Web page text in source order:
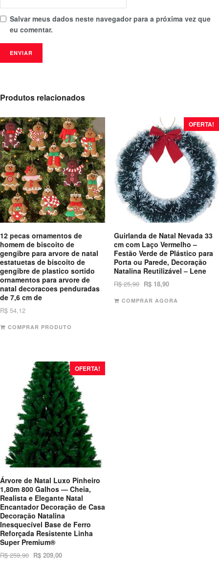
Salvar meus dados neste navegador para a próxima vez que
eu comentar.
Produtos relacionados
12 pecas ornamentos de
homem de biscoito de
gengibre para arvore de natal
estatuetas de biscoito de
gengibre de plastico sortido
ornamentos para arvore de
natal decoracoes penduradas
de 7,6 cm de
R$ 54,12
COMPRAR PRODUTO
OFERTA!
Guirlanda de Natal Nevada 33
cm com Laço Vermelho –
Festão Verde de Plástico para
Porta ou Parede, Decoração
Natalina Reutilizável – Lene
R$25,90 R$18,90
COMPRAR AGORA
OFERTA!
Árvore de Natal Luxo Pinheiro
1,80m 800 Galhos — Cheia,
Realista e Elegante Natal
Encantador Decoração de Casa
Decoração Natalina
Inesquecível Base de Ferro
Reforçada Resistente Linha
Super Premium®
R$259,90 R$ 209,00